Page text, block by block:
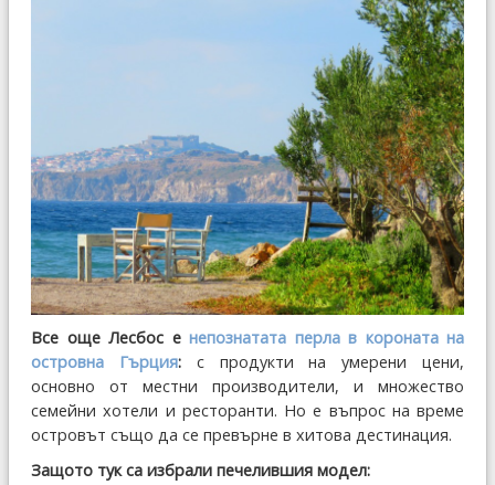
Все още Лесбос е непознатата перла в короната на
островна Гърция:с продукти на умерени цени,
основно от местни производители, и множество
семейни хотели и ресторанти. Но е въпрос на време
островът също да се превърне в хитова дестинация.
Защото тук са избрали печелившия модел: